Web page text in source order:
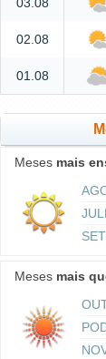
03.08
02.08
01.08
Meses mais
Meses mais